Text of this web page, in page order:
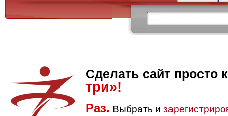
Сделать сайт просто
три»!
Раз. Выбрать и